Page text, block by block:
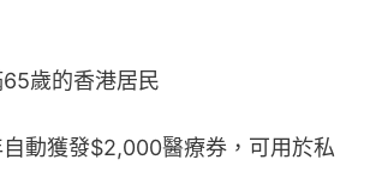
歲的香港居民
動獲發$2,000醫療券，可用於私